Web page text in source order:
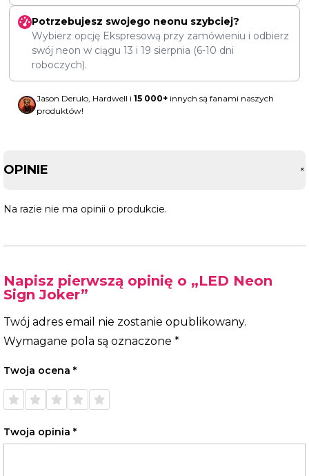
Potrzebujesz swojego neonu szybciej?
Wybierz opcję Ekspresową przy zamówieniu i odbierz
swój neon w ciągu 13 i 19 sierpnia (6-10 dni
roboczych).
Jason Derulo, Hardwell i 15 000+ innych są fanami naszych
produktów!
OPINIE +
Na razie nie ma opinii o produkcie.
Napisz pierwszą opinię o „LED Neon
Sign Joker”
Twój adres email nie zostanie opublikowany.
Wymagane pola są oznaczone *
Twoja ocena *
1 z 5
gwiazdek
2 z 5
gwiazdek
3 z 5
gwiazdek
4 z 5
gwiazdek
5 z 5
gwiazdek
Twoja opinia *